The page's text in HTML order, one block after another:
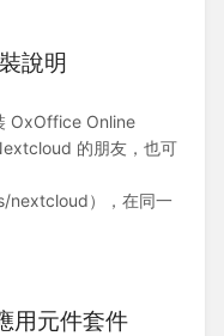
說明
OxOffice Online
的朋友，也可
nextcloud），在同一
用元件套件